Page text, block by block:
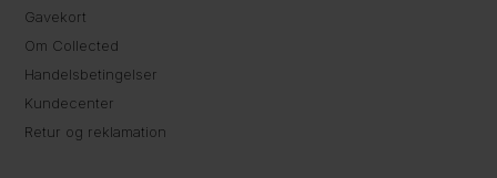
Gavekort
Om Collected
Handelsbetingelser
Kundecenter
Retur og reklamation